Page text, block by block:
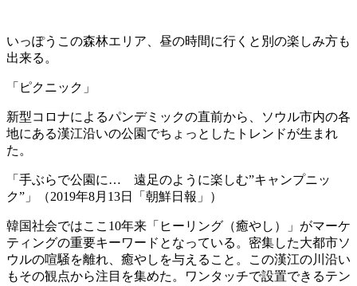
いっぽうこの森林エリア、昼の時間に行くと別の楽しみ方も
出来る。
「ピクニック」
新型コロナによるパンデミックの直前から、ソウル市内の各
地にある漢江沿いの公園でちょっとしたトレンドが生まれ
た。
「手ぶらで公園に… 遠足のように楽しむ”キャンプニッ
ク”」（2019年8月13日「朝鮮日報」）
韓国社会ではここ10年来「ヒーリング（癒やし）」がマーケ
ティングの重要キーワードとなっている。密集した大都市ソ
ウルの喧騒を離れ、癒やしを与えること。この漢江の川沿い
もその観点から注目を集めた。ワンタッチで設置できるテン